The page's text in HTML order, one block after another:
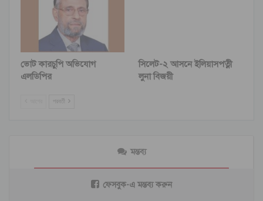
ভোট কারচুপি অভিযোগ
এলডিপির
সিলেট-২ আসনে ইলিয়াসপত্নী
লুনা বিজয়ী
পরবর্তী
মন্তব্য
ফেসবুক-এ মন্তব্য করুন